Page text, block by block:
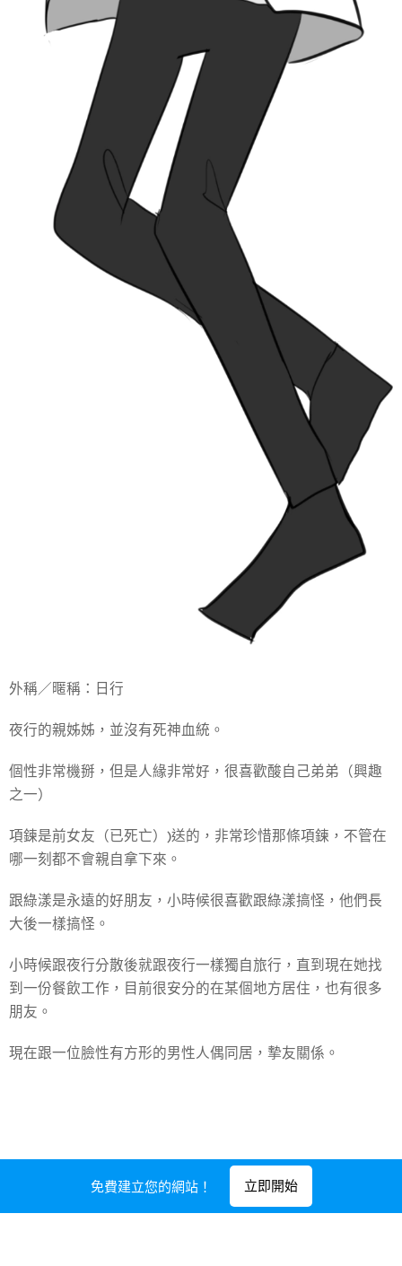
外稱／暱稱：日行
夜行的親姊姊，並沒有死神血統。
個性非常機掰，但是人緣非常好，很喜歡酸自己弟弟（興趣
之一）
項鍊是前女友（已死亡）)送的，非常珍惜那條項鍊，不管在
哪一刻都不會親自拿下來。
跟綠漾是永遠的好朋友，小時候很喜歡跟綠漾搞怪，他們長
大後一樣搞怪。
小時候跟夜行分散後就跟夜行一樣獨自旅行，直到現在她找
到一份餐飲工作，目前很安分的在某個地方居住，也有很多
朋友。
現在跟一位臉性有方形的男性人偶同居，摯友關係。
由Webnode 提供技術支援
免費建立您的網站！ 立即開始